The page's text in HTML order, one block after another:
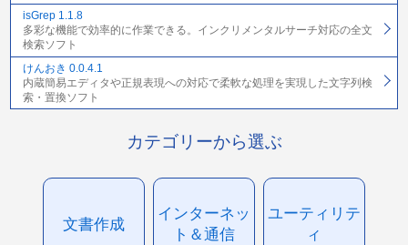
isGrep 1.1.8
多彩な機能で効率的に作業できる。インクリメンタルサーチ対応の全文
検索ソフト
けんおき 0.0.4.1
内蔵簡易エディタや正規表現への対応で柔軟な処理を実現した文字列検
索・置換ソフト
カテゴリーから選ぶ
文書作成
インターネッ
ト＆通信
ユーティリテ
ィ